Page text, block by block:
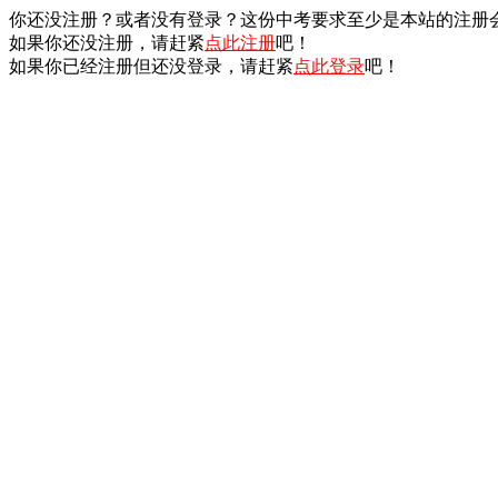
你还没注册？或者没有登录？这份中考要求至少是本站的注册
如果你还没注册，请赶紧点此注册吧！
如果你已经注册但还没登录，请赶紧点此登录吧！